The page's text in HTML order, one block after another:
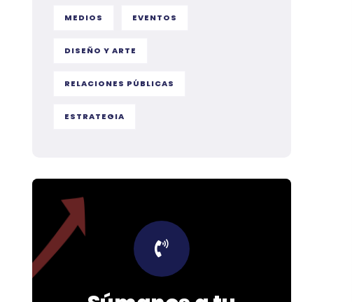
MEDIOS EVENTOS
DISEÑO Y ARTE
RELACIONES PÚBLICAS
ESTRATEGIA